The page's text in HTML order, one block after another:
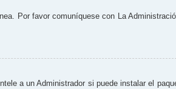
Por favor comuníquese con La
a un Administrador si puede instalar el